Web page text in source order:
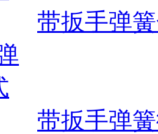
带扳手弹
带扳手弹